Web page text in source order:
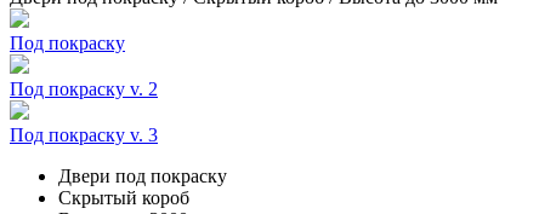
Под покраску
Под покраску v. 2
Под покраску v. 3
Двери под покраску
Скрытый короб